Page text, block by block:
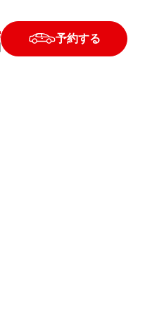
予約する